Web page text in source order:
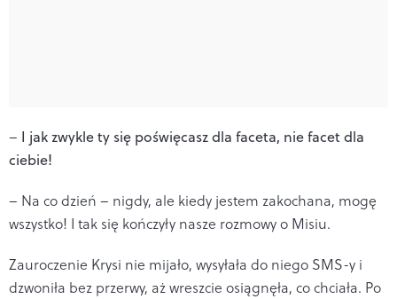
– I jak zwykle ty się poświęcasz dla faceta, nie facet dla
ciebie!
– Na co dzień – nigdy, ale kiedy jestem zakochana, mogę
wszystko! I tak się kończyły nasze rozmowy o Misiu.
Zauroczenie Krysi nie mijało, wysyłała do niego SMS-y i
dzwoniła bez przerwy, aż wreszcie osiągnęła, co chciała. Po